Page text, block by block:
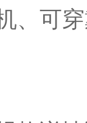
、可